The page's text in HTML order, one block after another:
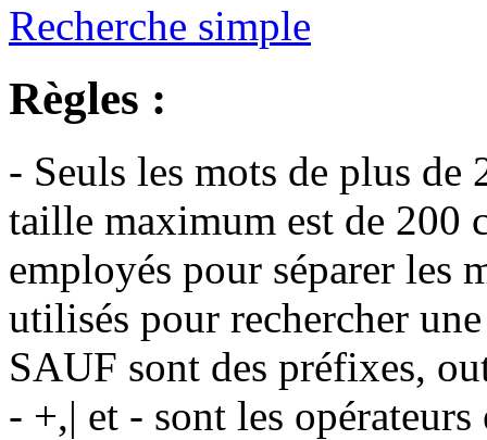
Recherche simple
Règles :
- Seuls les mots de plus de
taille maximum est de 200
employés pour séparer les
utilisés pour rechercher
SAUF sont des préfixes,
- +,| et - sont les